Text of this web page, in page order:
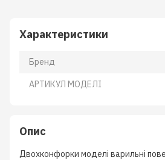
Характеристики
Бренд
АРТИКУЛ МОДЕЛІ
Опис
Двохконфорки моделі варильні